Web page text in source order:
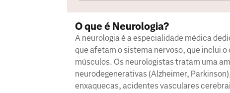
O que é Neurologia?
A neurologia é a especialidade médica
que afetam o sistema nervoso, que inclui
músculos. Os neurologistas tratam uma
neurodegenerativas (Alzheimer,
enxaquecas, acidentes vasculares